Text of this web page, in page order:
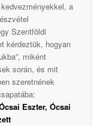
a
Szentföldi
kérdeztük, hogyan
miként
során, és mit
szeretnének
Eszter, Ócsai